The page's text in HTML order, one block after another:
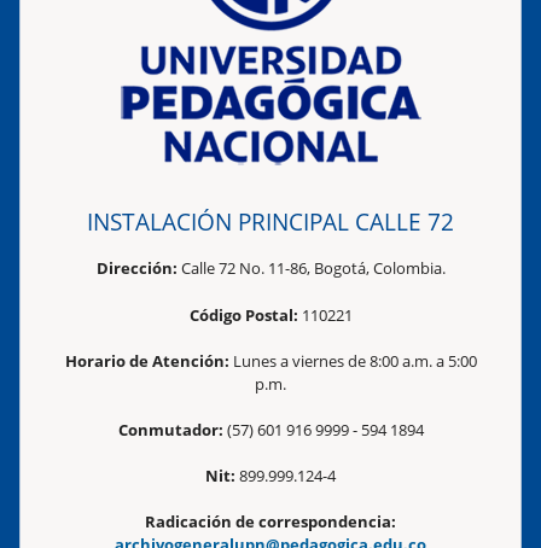
INSTALACIÓN PRINCIPAL CALLE 72
Dirección: Calle 72 No. 11-86, Bogotá, Colombia.
Código Postal: 110221
Horario de Atención: Lunes a viernes de 8:00 a.m. a 5:00
p.m.
Conmutador: (57) 601 916 9999 - 594 1894
Nit: 899.999.124-4
Radicación de correspondencia: